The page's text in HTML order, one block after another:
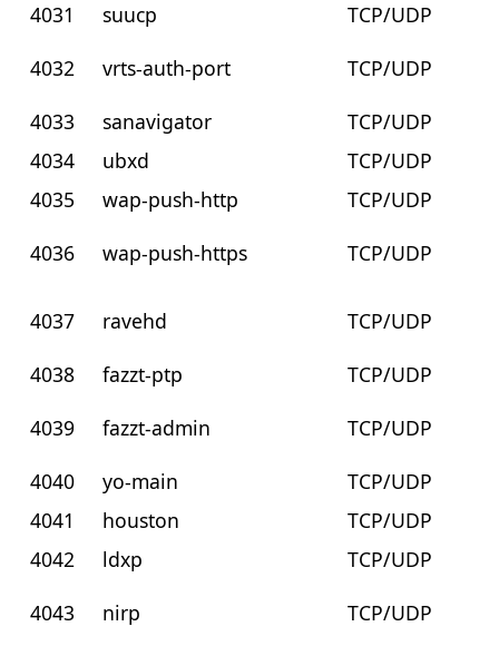
4031
suucp
TCP/UDP
4032
vrts-auth-port
TCP/UDP
4033
sanavigator
TCP/UDP
4034
ubxd
TCP/UDP
4035
wap-push-http
TCP/UDP
4036
wap-push-https TCP/UDP
4037 ravehd
TCP/UDP
4038
fazzt-ptp
TCP/UDP
4039
fazzt-admin
TCP/UDP
4040
yo-main
TCP/UDP
4041
houston
TCP/UDP
4042
ldxp
TCP/UDP
4043
nirp TCP/UDP